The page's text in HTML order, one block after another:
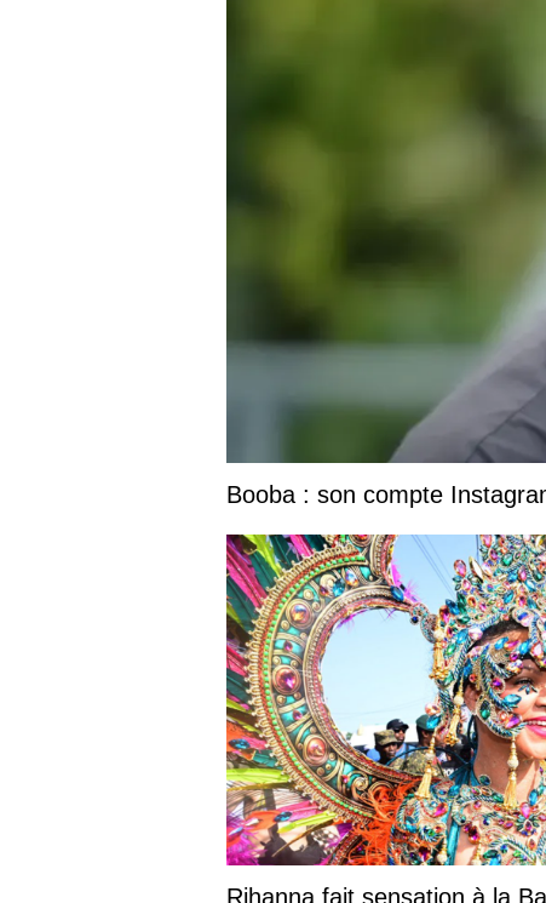
Booba : son compte
Rihanna fait sensation à la